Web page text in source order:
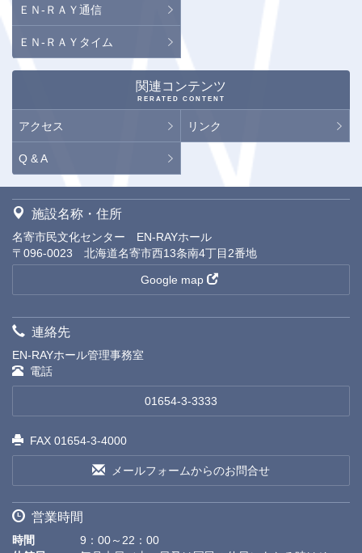
ＥＮ-ＲＡＹ通信
ＥＮ-ＲＡＹタイム
関連コンテンツ
RERATED CONTENT
アクセス リンク
Q & A
施設名称・住所
名寄市民文化センター EN-RAYホール
〒096-0023 北海道名寄市西13条南4丁目2番地
Google map
連絡先
EN-RAYホール管理事務室
電話
01654-3-3333
FAX 01654-3-4000
メールフォームからのお問合せ
営業時間
時間
9：00～22：00